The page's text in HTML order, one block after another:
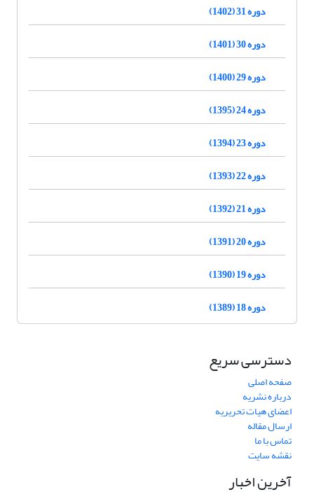
دوره 31 (1402)
دوره 30 (1401)
دوره 29 (1400)
دوره 24 (1395)
دوره 23 (1394)
دوره 22 (1393)
دوره 21 (1392)
دوره 20 (1391)
دوره 19 (1390)
دوره 18 (1389)
دسترسی سریع
صفحه اصلی
درباره نشریه
اعضای هیات تحریریه
ارسال مقاله
تماس با ما
نقشه سایت
آخرین اخبار